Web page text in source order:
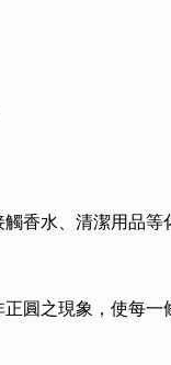
香水、清潔用品等
圓之現象，使每